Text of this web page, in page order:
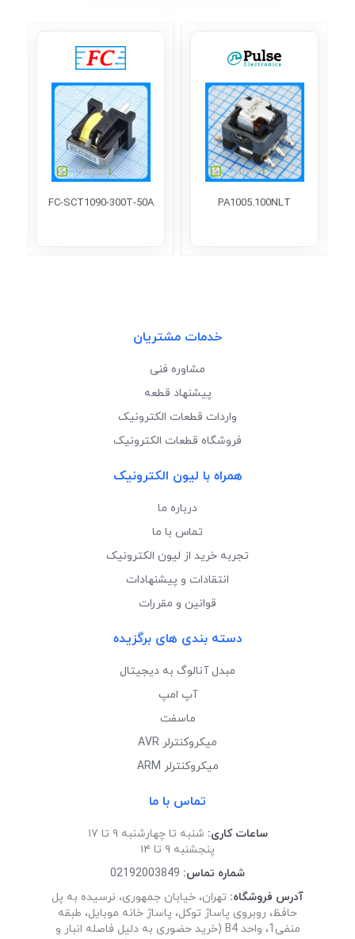
PA1005.100NLT
FC-SCT1090-300T-50A
خدمات مشتریان
مشاوره فنی
پیشنهاد قطعه
واردات قطعات الکترونیک
فروشگاه قطعات الکترونیک
همراه با لیون الکترونیک
درباره ما
تماس با ما
تجربه خرید از لیون الکترونیک
انتقادات و پیشنهادات
قوانین و مقررات
دسته بندی های برگزیده
مبدل آنالوگ به دیجیتال
آپ امپ
ماسفت
میکروکنترلر AVR
میکروکنترلر ARM
تماس با ما
ساعات کاری: شنبه تا چهارشنبه ۹ تا ۱۷
پنجشنبه ۹ تا ۱۴
شماره تماس: 02192003849
آدرس فروشگاه: تهران، خیابان جمهوری، نرسیده به پل
حافظ، روبروی پاساژ توکل، پاساژ خانه موبایل، طبقه
منفی1، واحد B4 (خرید حضوری به دلیل فاصله انبار و